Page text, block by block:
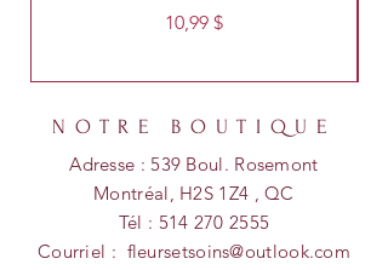
Prix
10,99 $
NOTRE BOUTIQUE
Adresse : 539 Boul. Rosemont
Montréal, H2S 1Z4 , QC
Tél : 514 270 2555
Courriel : fleursetsoins@outlook.com